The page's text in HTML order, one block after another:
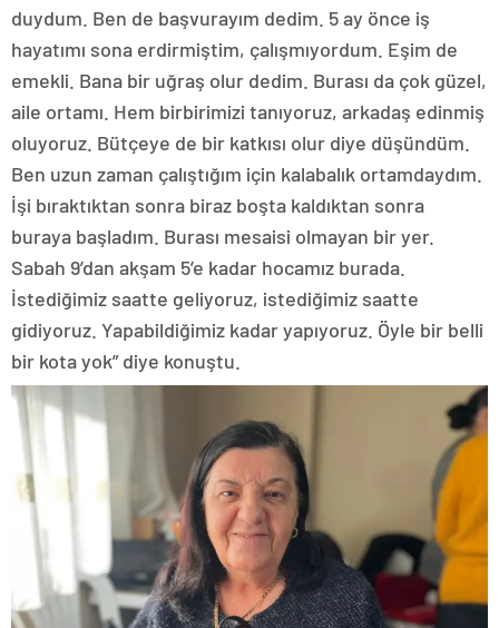
duydum. Ben de başvurayım dedim. 5 ay önce iş
hayatımı sona erdirmiştim, çalışmıyordum. Eşim de
emekli. Bana bir uğraş olur dedim. Burası da çok güzel,
aile ortamı. Hem birbirimizi tanıyoruz, arkadaş edinmiş
oluyoruz. Bütçeye de bir katkısı olur diye düşündüm.
Ben uzun zaman çalıştığım için kalabalık ortamdaydım.
İşi bıraktıktan sonra biraz boşta kaldıktan sonra
buraya başladım. Burası mesaisi olmayan bir yer.
Sabah 9’dan akşam 5’e kadar hocamız burada.
İstediğimiz saatte geliyoruz, istediğimiz saatte
gidiyoruz. Yapabildiğimiz kadar yapıyoruz. Öyle bir belli
bir kota yok” diye konuştu.